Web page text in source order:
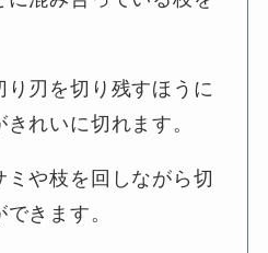
刃を切り残すほうに
れいに切れます。
ミや枝を回しながら切
きます。